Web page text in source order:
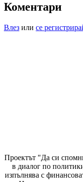
Коментари
Влез или се
Проектът "Да си
в диалог по
изпълнява с